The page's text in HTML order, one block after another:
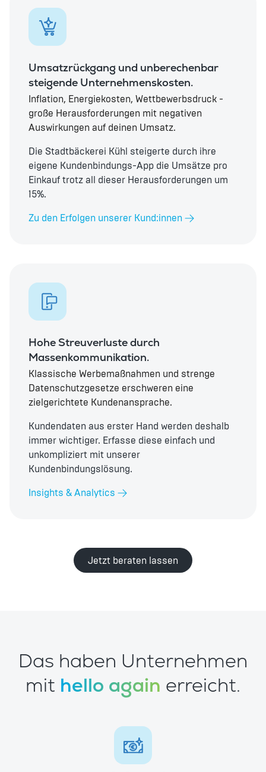
Umsatzrückgang und unberechenbar
steigende Unternehmenskosten.
Inflation, Energiekosten, Wettbewerbsdruck -
große Herausforderungen mit negativen
Auswirkungen auf deinen Umsatz.
Die Stadtbäckerei Kühl steigerte durch ihre
eigene Kundenbindungs-App die Umsätze pro
Einkauf trotz all dieser Herausforderungen um
15%.
Zu den Erfolgen unserer Kund:innen
Hohe Streuverluste durch
Massenkommunikation.
Klassische Werbemaßnahmen und strenge
Datenschutzgesetze erschweren eine
zielgerichtete Kundenansprache.
Kundendaten aus erster Hand werden deshalb
immer wichtiger. Erfasse diese einfach und
unkompliziert mit unserer
Kundenbindungslösung.
Insights & Analytics
Jetzt beraten lassen
Das haben Unternehmen
mit hello again erreicht.